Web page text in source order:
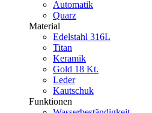
Automatik
Quarz
Material
Edelstahl 316L
Titan
Keramik
Gold 18 Kt.
Leder
Kautschuk
Funktionen